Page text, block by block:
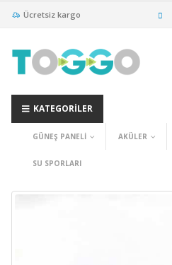
Ücretsiz kargo
KATEGORILER
GÜNEŞ PANELI AKÜLER
SU SPORLARI